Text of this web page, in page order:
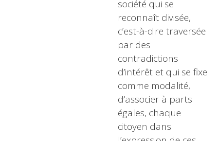
société qui se
reconnaît divisée,
c’est-à-dire traversée
par des
contradictions
d’intérêt et qui se fixe
comme modalité,
d’associer à parts
égales, chaque
citoyen dans